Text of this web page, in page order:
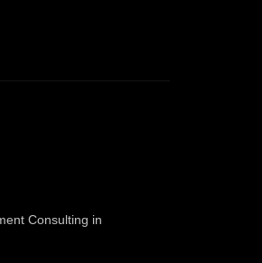
Consulting in